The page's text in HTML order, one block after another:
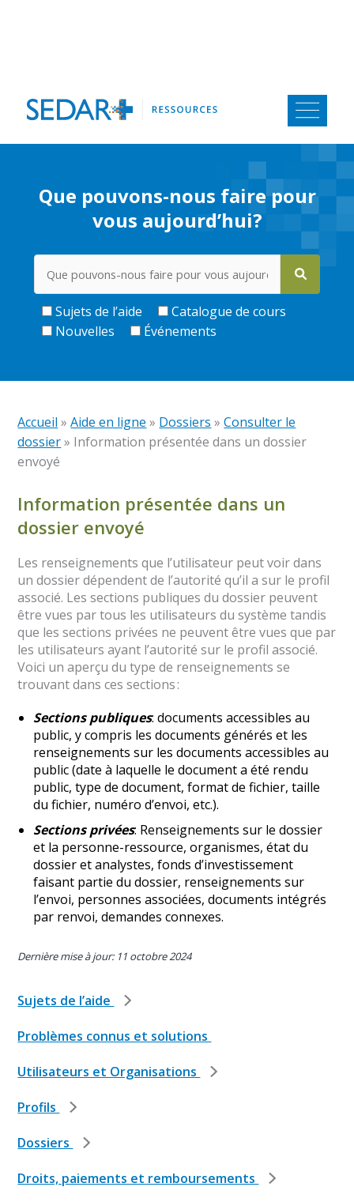
contenu
Que pouvons-nous faire pour
vous aujourd’hui?
Sujets de l’aide
Catalogue de cours
Nouvelles
Événements
Sujets de l’aide
Problèmes connus et solutions
Utilisateurs et Organisations
Profils
Dossiers
Droits, paiements et remboursements
Accueil »Aide en ligne » Dossiers »Consulter le
dossier» Information présentée dans un dossier
envoyé
Information présentée dans un
dossier envoyé
Les renseignements que l’utilisateur peut voir dans
un dossier dépendent de l’autorité qu’il a sur le profil
associé. Les sections publiques du dossier peuvent
être vues par tous les utilisateurs du système tandis
que les sections privées ne peuvent être vues que par
les utilisateurs ayant l’autorité sur le profil associé.
Voici un aperçu du type de renseignements se
trouvant dans ces sections :
Sections publiques: documents accessibles au
public, y compris les documents générés et les
renseignements sur les documents accessibles au
public (date à laquelle le document a été rendu
public, type de document, format de fichier, taille
du fichier, numéro d’envoi, etc.).
Sections privées: Renseignements sur le dossier
et la personne-ressource, organismes, état du
dossier et analystes, fonds d’investissement
faisant partie du dossier, renseignements sur
l’envoi, personnes associées, documents intégrés
par renvoi, demandes connexes.
Dernière mise à jour: 11 octobre 2024